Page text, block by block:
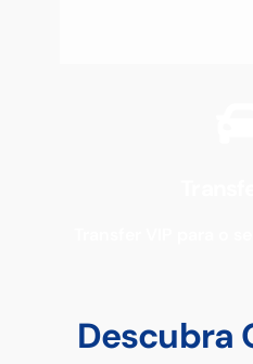
Descubra